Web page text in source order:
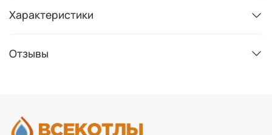
Характеристики
Отзывы